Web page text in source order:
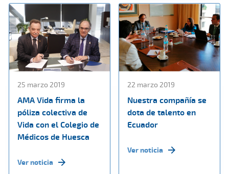
25 marzo 2019
AMA Vida firma la
póliza colectiva de
Vida con el Colegio de
Médicos de Huesca
Ver noticia
22 marzo 2019
Nuestra compañía se
dota de talento en
Ecuador
Ver noticia